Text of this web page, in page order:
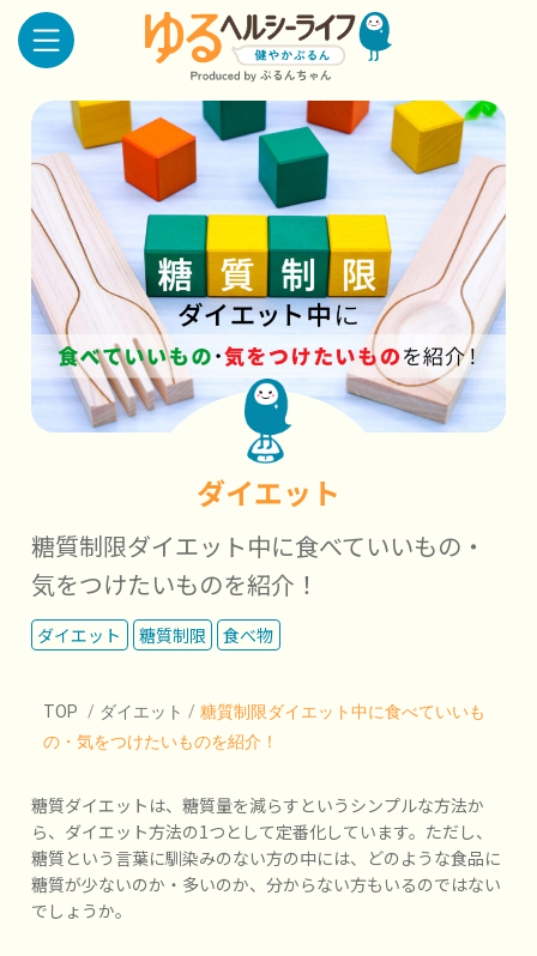
ダイエット
糖質制限ダイエット中に食べていいもの・
気をつけたいものを紹介！
ダイエット 糖質制限 食べ物
TOP / ダイエット / 糖質制限ダイエット中に食べていいも
の・気をつけたいものを紹介！
糖質ダイエットは、糖質量を減らすというシンプルな方法か
ら、ダイエット方法の1つとして定番化しています。ただし、
糖質という言葉に馴染みのない方の中には、どのような食品に
糖質が少ないのか・多いのか、分からない方もいるのではない
でしょうか。